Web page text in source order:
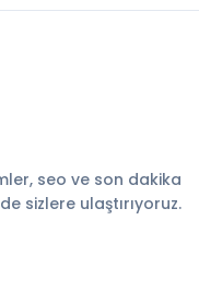
seo ve son dakika
sizlere ulaştırıyoruz.